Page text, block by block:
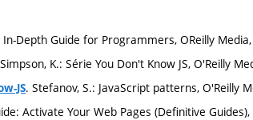
Depth Guide for Programmers, OReilly Media,
K.: Série You Don't Know JS, O'Reilly
JS. Stefanov, S.: JavaScript patterns, O'Reilly
Activate Your Web Pages (Definitive